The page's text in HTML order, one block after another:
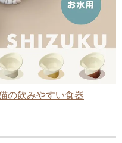
の飲みやすい食器